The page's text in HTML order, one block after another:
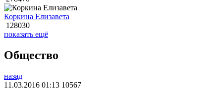
Коркина Елизавета
128030
показать ещё
Общество
назад
11.03.2016 01:13 10567